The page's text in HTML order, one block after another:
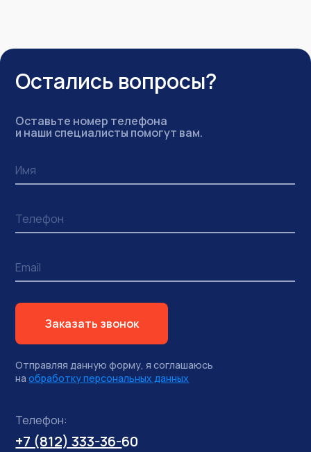
Остались вопросы?
Оставьте номер телефона
и наши специалисты помогут вам.
Заказать звонок
+7 (812) 333-36-60
Телефон:
Отправляя данную форму, я соглашаюсь
на обработку персональных данных